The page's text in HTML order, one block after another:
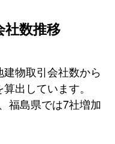
社数推移
物取引会社数から
出しています。
福島県では7社増加